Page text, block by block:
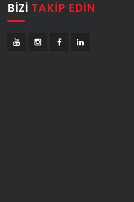
BIZI TAKIP EDIN